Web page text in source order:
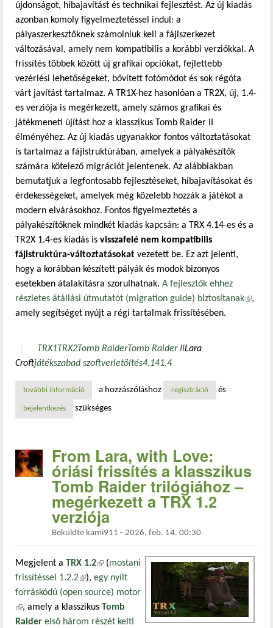
újdonságot, hibajavítást és technikai fejlesztést. Az új kiadás
azonban komoly figyelmeztetéssel indul: a
pályaszerkesztőknek számolniuk kell a fájlszerkezet
változásával, amely nem kompatibilis a korábbi verziókkal. A
frissítés többek között új grafikai opciókat, fejlettebb
vezérlési lehetőségeket, bővített fotómódot és sok régóta
várt javítást tartalmaz. A TR1X-hez hasonlóan a TR2X, új, 1.4-
es verziója is megérkezett, amely számos grafikai és
játékmeneti újítást hoz a klasszikus Tomb Raider II
élményéhez. Az új kiadás ugyanakkor fontos változtatásokat
is tartalmaz a fájlstruktúrában, amelyek a pályakészítők
számára kötelező migrációt jelentenek. Az alábbiakban
bemutatjuk a legfontosabb fejlesztéseket, hibajavításokat és
érdekességeket, amelyek még közelebb hozzák a játékot a
modern elvárásokhoz. Fontos figyelmeztetés a
pályakészítőknek mindkét kiadás kapcsán: a TRX 4.14-es és a
TR2X 1.4-es kiadás is visszafelé nem kompatibilis
fájlstruktúra-változtatásokat vezetett be. Ez azt jelenti,
hogy a korábban készített pályák és modok bizonyos
esetekben átalakításra szorulhatnak. A fejlesztők ehhez
részletes átállási útmutatót (migration guide) biztosítanak(külső
,
amely segítséget nyújt a régi tartalmak frissítésében.
TRX1TRX2Tomb RaiderTomb Raider IILara
Croftjátékszabad szoftverletöltés4.141.4
további információklasszikus kalandok korszerű köntösben: frissültek a
a hozzászóláshoz regisztráció és
bejelentkezés szükséges
From Lara, with Love:
óriási frissítés a klasszikus
Tomb Raider trilógiához –
megérkezett a TRX 1.2
verziója
Beküldte kami911 - 2026. feb. 14. 00:30
Megjelent a TRX 1.2(külső hivatkozás)
(mostani
frissítéssel 1.2.2(külső hivatkozás)
), egy nyílt
forráskódú (open source) motor
(külső hivatkozás)
, amely a klasszikus Tomb
Raider első három részét kelti